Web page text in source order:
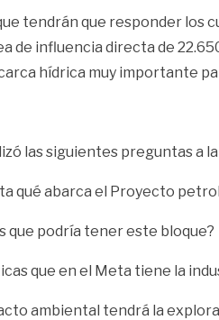
tendrán que responder los
de influencia directa de
hídrica muy importante
las siguientes preguntas a
qué abarca el Proyecto
que podría tener este bloque?
que en el Meta tiene la
ambiental tendrá la